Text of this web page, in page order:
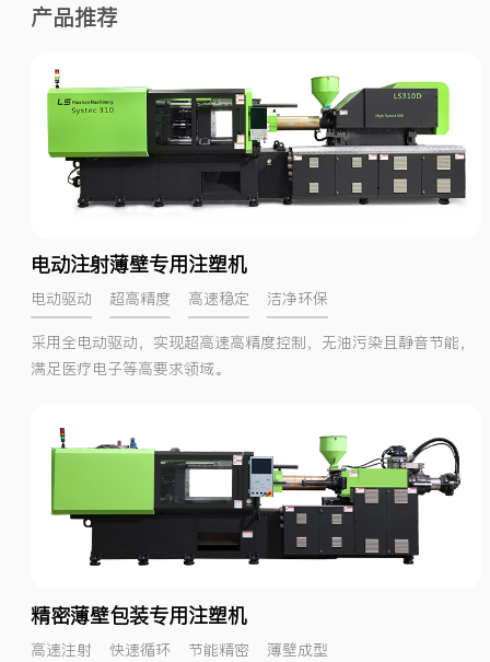
产品推荐
电动注射薄壁专用注塑机
电动驱动 超高精度 高速稳定
洁净环保
采用全电动驱动，实现超高速高精度控制，无油污染且静音节能，
满足医疗电子等高要求领域。
精密薄壁包装专用注塑机
高速注射 快速循环 节能精密
薄壁成型